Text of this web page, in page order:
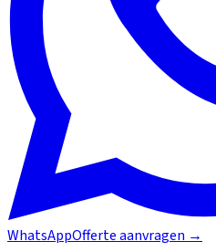
WhatsAppOfferte aanvragen →